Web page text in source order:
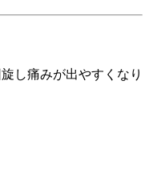
し痛みが出やすくなり